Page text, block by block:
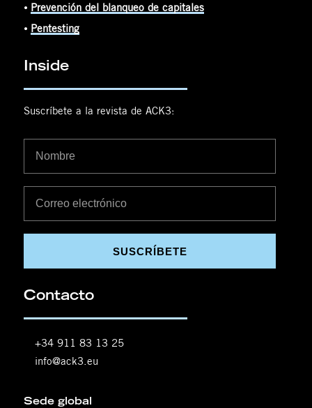
⦁ Prevención del blanqueo de capitales
⦁ Pentesting
Inside
Suscríbete a la revista de ACK3:
SUSCRÍBETE
Contacto
+34 911 83 13 25
info@ack3.eu
Sede global